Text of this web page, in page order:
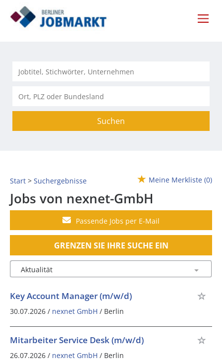
Suchen
Start Suchergebnisse Meine Merkliste (0)
Jobs von nexnet-GmbH
Passende Jobs per E-Mail
GRENZEN SIE IHRE SUCHE EIN
Key Account Manager (m/w/d)
30.07.2026 / nexnet GmbH / Berlin
Mitarbeiter Service Desk (m/w/d)
26.07.2026 / nexnet GmbH / Berlin